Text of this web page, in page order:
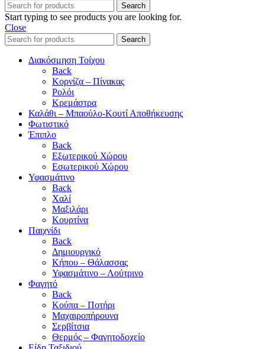
Search
Start typing to see products you are looking for.
Close
Search
Διακόσμηση Τοίχου
Back
Κορνίζα – Πίνακας
Ρολόι
Κρεμάστρα
Καλάθι – Μπαούλο-Κουτί Αποθήκευσης
Φωτιστικό
Έπιπλο
Back
Εξωτερικού Χώρου
Εσωτερικού Χώρου
Υφασμάτινο
Back
Χαλί
Μαξιλάρι
Κουρτίνα
Παιχνίδι
Back
Δημιουργικό
Κήπου – Θάλασσας
Υφασμάτινο – Λούτρινο
Φαγητό
Back
Κούπα – Ποτήρι
Μαχαιροπήρουνα
Σερβίτσια
Θερμός – Φαγητοδοχείο